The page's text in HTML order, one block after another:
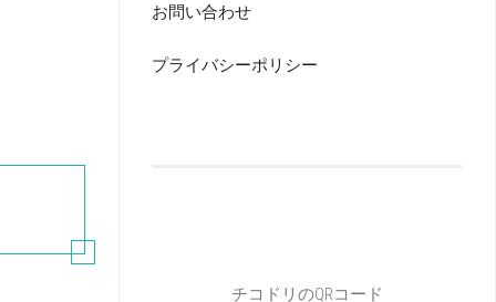
お問い合わせ
プライバシーポリシー
チコドリのQRコード